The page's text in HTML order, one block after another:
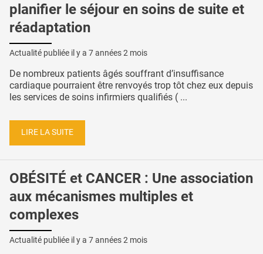
planifier le séjour en soins de suite et
réadaptation
Actualité publiée il y a 7 années 2 mois
De nombreux patients âgés souffrant d’insuffisance
cardiaque pourraient être renvoyés trop tôt chez eux depuis
les services de soins infirmiers qualifiés ( ...
LIRE LA SUITE
OBÉSITÉ et CANCER : Une association
aux mécanismes multiples et
complexes
Actualité publiée il y a 7 années 2 mois